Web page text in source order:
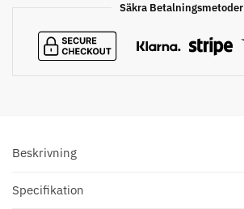
Säkra Betalningsmetoder
Beskrivning
Specifikation